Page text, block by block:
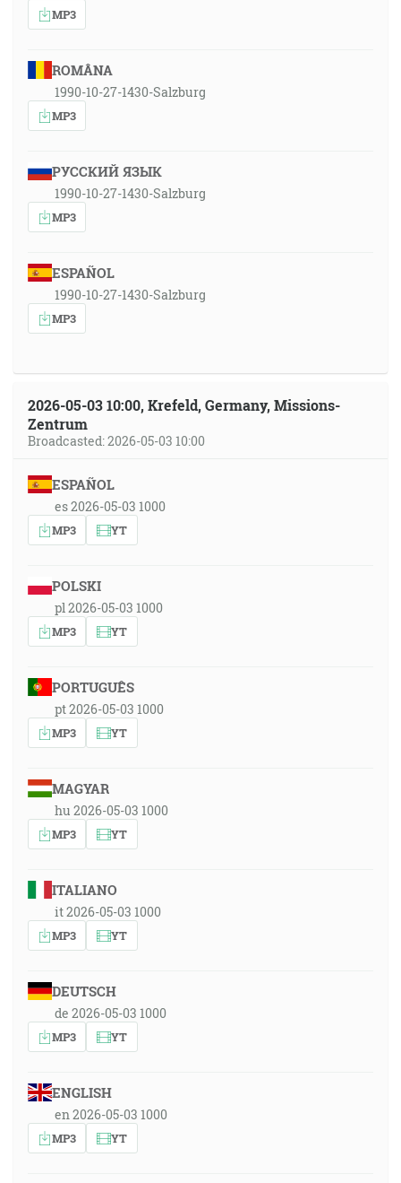
MP3
ROMÂNA
1990-10-27-1430-Salzburg
MP3
РУССКИЙ ЯЗЫК
1990-10-27-1430-Salzburg
MP3
ESPAÑOL
1990-10-27-1430-Salzburg
MP3
2026-05-03 10:00, Krefeld, Germany, Missions-
Zentrum
Broadcasted: 2026-05-03 10:00
ESPAÑOL
es 2026-05-03 1000
MP3 YT
POLSKI
pl 2026-05-03 1000
MP3 YT
PORTUGUÊS
pt 2026-05-03 1000
MP3 YT
MAGYAR
hu 2026-05-03 1000
MP3 YT
ITALIANO
it 2026-05-03 1000
MP3 YT
DEUTSCH
de 2026-05-03 1000
MP3 YT
ENGLISH
en 2026-05-03 1000
MP3 YT